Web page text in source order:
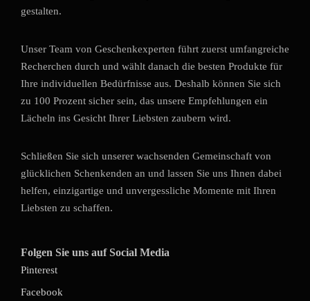
gestalten.
Unser Team von Geschenkexperten führt zuerst umfangreiche
Recherchen durch und wählt danach die besten Produkte für
Ihre individuellen Bedürfnisse aus. Deshalb können Sie sich
zu 100 Prozent sicher sein, das unsere Empfehlungen ein
Lächeln ins Gesicht Ihrer Liebsten zaubern wird.
Schließen Sie sich unserer wachsenden Gemeinschaft von
glücklichen Schenkenden an und lassen Sie uns Ihnen dabei
helfen, einzigartige und unvergessliche Momente mit Ihren
Liebsten zu schaffen.
Folgen Sie uns auf Social Media
Pinterest
Facebook